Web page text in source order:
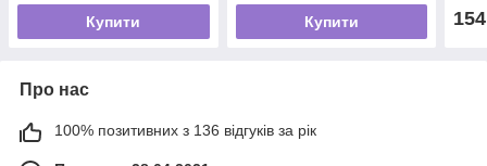
Купити Купити 154
Про нас
100% позитивних з 136 відгуків за рік